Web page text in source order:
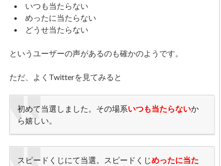
いつも当たらない
めったに当たらない
どうせ当たらない
というユーザーの声があるのも確かのようです。
ただ、よくTwitterを見てみると
初めて当選しました。その場系いつも当たらないか
ら嬉しい。
スピードくじにて当選。スピードくじめったに当た